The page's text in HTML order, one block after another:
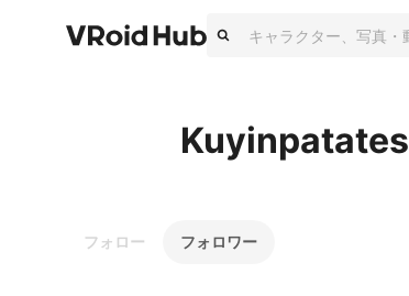
Kuyinpatates
フォロー フォロワー